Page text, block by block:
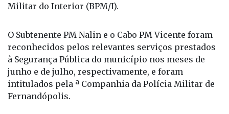
Militar do Interior (BPM/I).
O Subtenente PM Nalin e o Cabo PM Vicente foram
reconhecidos pelos relevantes serviços prestados
à Segurança Pública do município nos meses de
junho e de julho, respectivamente, e foram
intitulados pela ª Companhia da Polícia Militar de
Fernandópolis.